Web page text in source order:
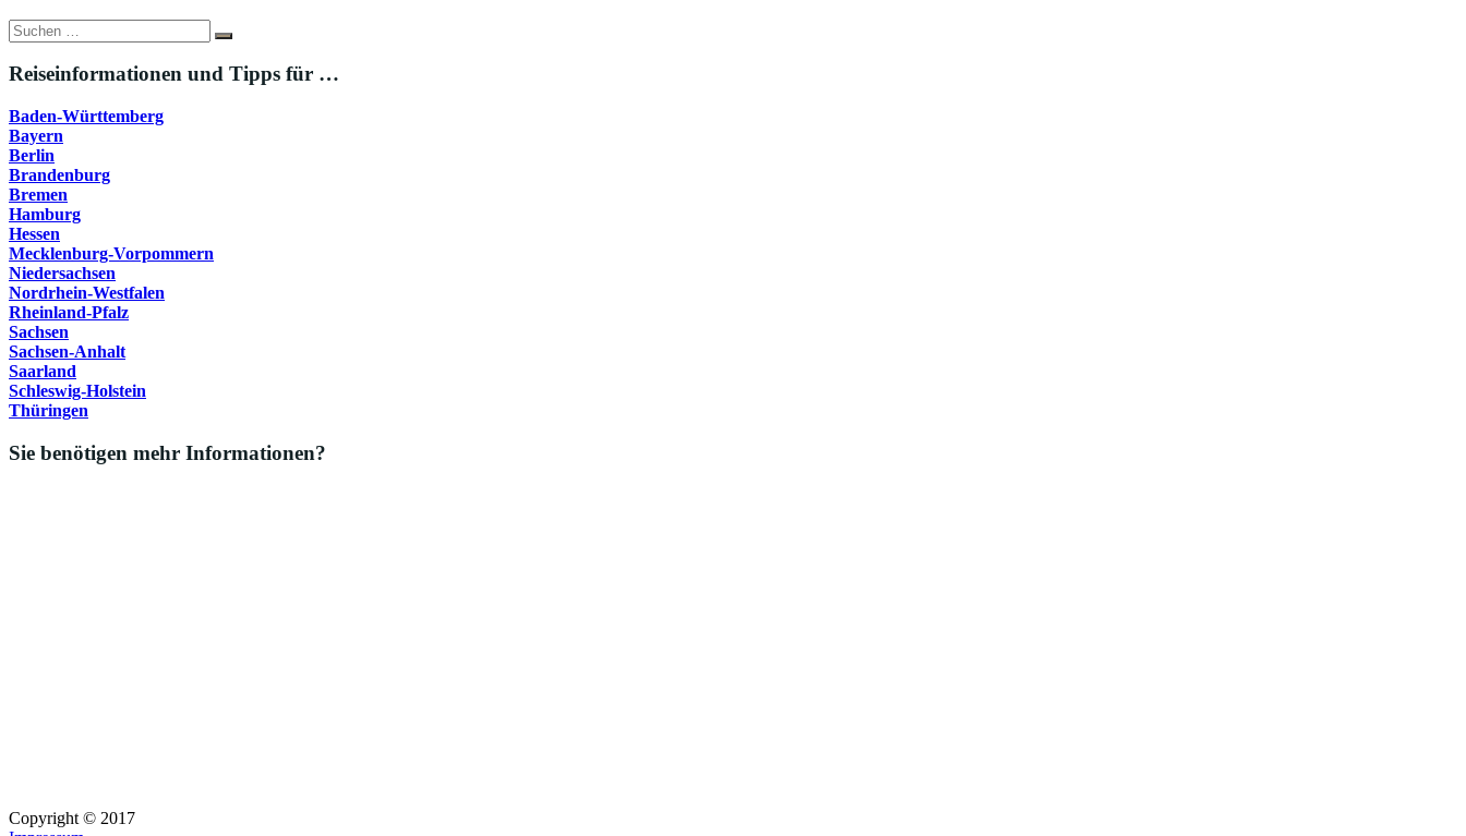
Suche
nach:
Suchen
Reiseinformationen und Tipps für …
Baden-Württemberg
Bayern
Berlin
Brandenburg
Bremen
Hamburg
Hessen
Mecklenburg-Vorpommern
Niedersachsen
Nordrhein-Westfalen
Rheinland-Pfalz
Sachsen
Sachsen-Anhalt
Saarland
Schleswig-Holstein
Thüringen
Sie benötigen mehr Informationen?
Copyright © 2017